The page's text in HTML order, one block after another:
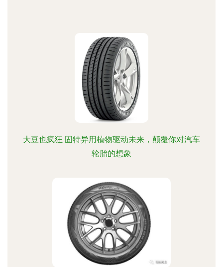
大豆也疯狂 固特异用植物驱动未来，颠覆你对汽车
轮胎的想象